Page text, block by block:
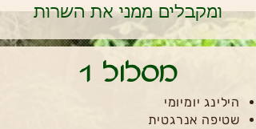
מסלול 1
הילינג יומיומי
שטיפה אנרגטית
ומקבלים ממני את השרות